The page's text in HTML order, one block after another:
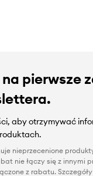
pierwsze
aby otrzymywać
nieprzecenione
nie łączy się z innymi
z rabatu.